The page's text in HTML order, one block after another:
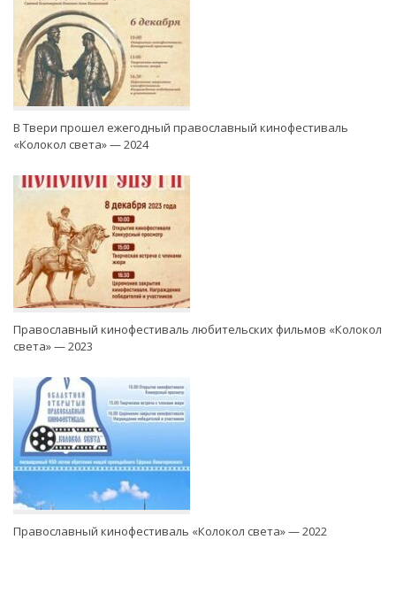
В Твери прошел ежегодный православный кинофестиваль
«Колокол света» — 2024
Православный кинофестиваль любительских фильмов «Колокол
света» — 2023
Православный кинофестиваль «Колокол света» — 2022